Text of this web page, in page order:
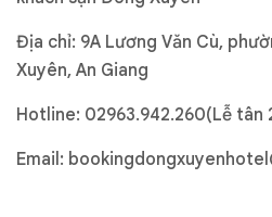
Địa chỉ: 9A Lương Văn Cù,
Xuyên, An Giang
Hotline: 02963.942.260(Lễ tân
Email: